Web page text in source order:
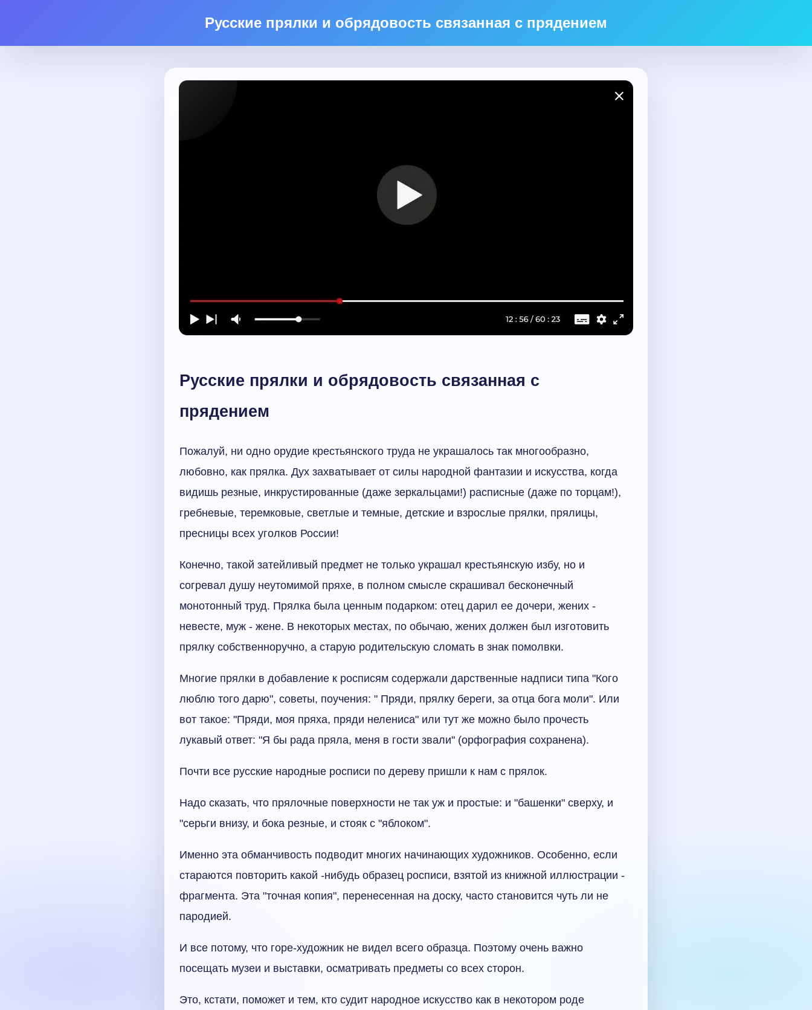
Русские прялки и обрядовость связанная с прядением
Русские прялки и обрядовость связанная с
прядением
Пожалуй, ни одно орудие крестьянского труда не украшалось так многообразно,
любовно, как прялка. Дух захватывает от силы народной фантазии и искусства, когда
видишь резные, инкрустированные (даже зеркальцами!) расписные (даже по торцам!),
гребневые, теремковые, светлые и темные, детские и взрослые прялки, прялицы,
пресницы всех уголков России!
Конечно, такой затейливый предмет не только украшал крестьянскую избу, но и
согревал душу неутомимой пряхе, в полном смысле скрашивал бесконечный
монотонный труд. Прялка была ценным подарком: отец дарил ее дочери, жених -
невесте, муж - жене. В некоторых местах, по обычаю, жених должен был изготовить
прялку собственноручно, а старую родительскую сломать в знак помолвки.
Многие прялки в добавление к росписям содержали дарственные надписи типа "Кого
люблю того дарю", советы, поучения: " Пряди, прялку береги, за отца бога моли". Или
вот такое: "Пряди, моя пряха, пряди нелениса" или тут же можно было прочесть
лукавый ответ: "Я бы рада пряла, меня в гости звали" (орфография сохранена).
Почти все русские народные росписи по дереву пришли к нам с прялок.
Надо сказать, что прялочные поверхности не так уж и простые: и "башенки" сверху, и
"серьги внизу, и бока резные, и стояк с "яблоком".
Именно эта обманчивость подводит многих начинающих художников. Особенно, если
стараются повторить какой -нибудь образец росписи, взятой из книжной иллюстрации -
фрагмента. Эта "точная копия", перенесенная на доску, часто становится чуть ли не
пародией.
И все потому, что горе-художник не видел всего образца. Поэтому очень важно
посещать музеи и выставки, осматривать предметы со всех сторон.
Это, кстати, поможет и тем, кто судит народное искусство как в некотором роде